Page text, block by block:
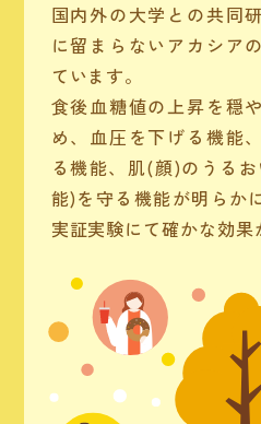
国内外の大学との共同
に留まらないアカシア
ています。
食後血糖値の上昇を穏
め、血圧を下げる機能
る機能、肌(顔)のうる
能)を守る機能が明らか
実証実験にて確かな効果